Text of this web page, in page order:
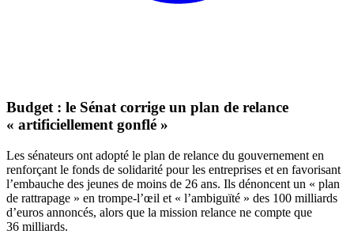
Budget : le Sénat corrige un plan de relance
« artificiellement gonflé »
Les sénateurs ont adopté le plan de relance du gouvernement en
renforçant le fonds de solidarité pour les entreprises et en favorisant
l’embauche des jeunes de moins de 26 ans. Ils dénoncent un « plan
de rattrapage » en trompe-l’œil et « l’ambiguïté » des 100 milliards
d’euros annoncés, alors que la mission relance ne compte que
36 milliards.